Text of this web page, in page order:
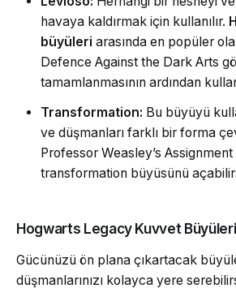
havaya kaldırmak için kullanılır.
büyüleri arasında en popüler
Defence Against the Dark Arts
tamamlanmasının ardından
Transformation: Bu büyüyü
ve düşmanları farklı bir forma
Professor Weasley’s
transformation büyüsünü
Hogwarts Legacy Kuvvet Büyüleri
Gücünüzü ön plana çıkartacak
düşmanlarınızı kolayca yere